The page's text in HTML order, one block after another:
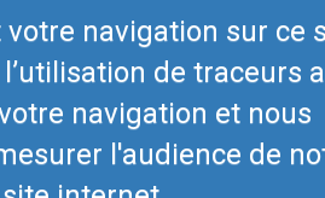
navigation sur ce
de traceurs
navigation et nous
l'audience de
- Vie privée Back to top